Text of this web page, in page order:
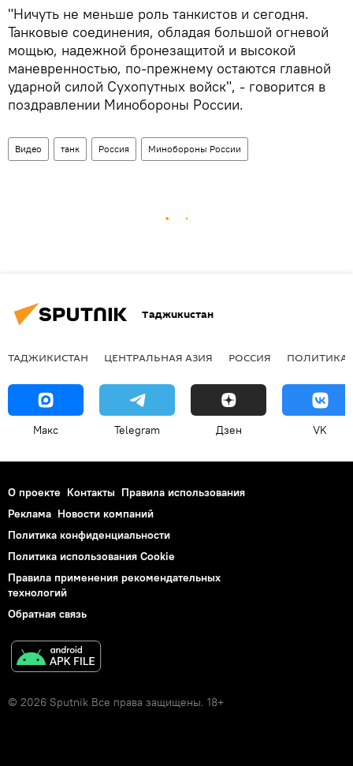
"Ничуть не меньше роль танкистов и сегодня.
Танковые соединения, обладая большой огневой
мощью, надежной бронезащитой и высокой
маневренностью, по-прежнему остаются главной
ударной силой Сухопутных войск", - говорится в
поздравлении Минобороны России.
Видео танк Россия Минобороны России
Таджикистан
ТАДЖИКИСТАН ЦЕНТРАЛЬНАЯ АЗИЯ РОССИЯ ПОЛИТИКА
Макс Telegram Дзен VK
О проекте Контакты Правила использования
Реклама Новости компаний
Политика конфиденциальности
Политика использования Cookie
Правила применения рекомендательных
технологий
Обратная связь
© 2026 Sputnik Все права защищены. 18+